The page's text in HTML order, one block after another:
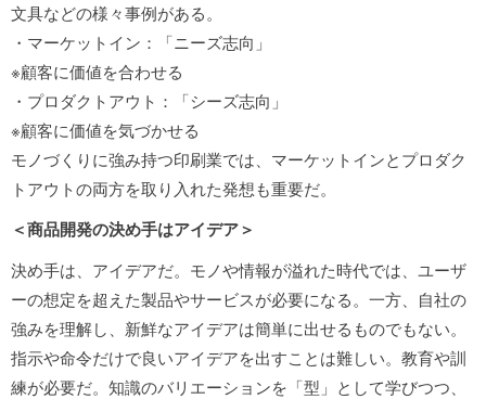
文具などの様々事例がある。
・マーケットイン：「ニーズ志向」
※顧客に価値を合わせる
・プロダクトアウト：「シーズ志向」
※顧客に価値を気づかせる
モノづくりに強み持つ印刷業では、マーケットインとプロダク
トアウトの両方を取り入れた発想も重要だ。
＜商品開発の決め手はアイデア＞
決め手は、アイデアだ。モノや情報が溢れた時代では、ユーザ
ーの想定を超えた製品やサービスが必要になる。一方、自社の
強みを理解し、新鮮なアイデアは簡単に出せるものでもない。
指示や命令だけで良いアイデアを出すことは難しい。教育や訓
練が必要だ。知識のバリエーションを「型」として学びつつ、